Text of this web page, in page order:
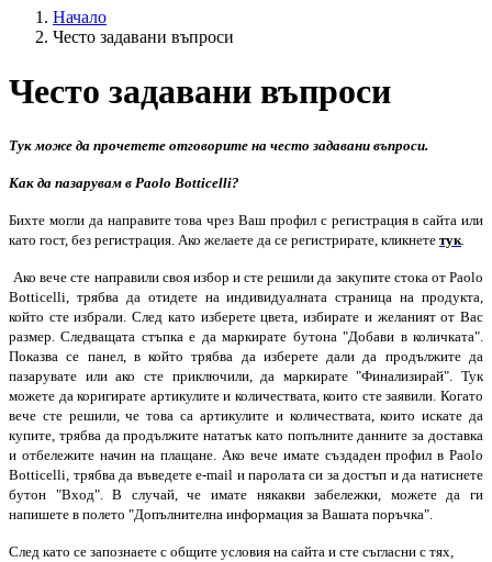
Начало
Често задавани въпроси
Често задавани въпроси
Тук може да прочетете отговорите на често задавани въпроси.
Как да пазарувам в Paolo Botticelli?
Бихте могли да направите това чрез Ваш профил с регистрация в сайта или
като гост, без регистрация. Ако желаете да се регистрирате, кликнете тук.
Ако вече сте направили своя избор и сте решили да закупите стока от Paolo
Botticelli, трябва да отидете на индивидуaлната страница на продукта,
който сте избрали. След като изберете цвета, избирате и желаният от Вас
размер. Следващата стъпка е да маркирате бутона "Добави в количката".
Показва се панел, в който трябва да изберете дали да продължите да
пазарувате или ако сте приключили, да маркирате "Финализирай". Тук
можете да коригирате артикулите и количествата, които сте заявили. Когато
вече сте решили, че това са артикулите и количествата, които искате да
купите, трябва да продължите нататък като попълните данните за доставка
и отбележите начин на плащане. Ако вече имате създаден профил в Paolo
Botticelli, трябва да въведете e-mail и паролата си за достъп и да натиснете
бутон "Вход". В случай, че имате някакви забележки, можете да ги
напишете в полето "Допълнителна информация за Вашата поръчка".
След като се запознаете с общите условия на сайта и сте съгласни с тях,